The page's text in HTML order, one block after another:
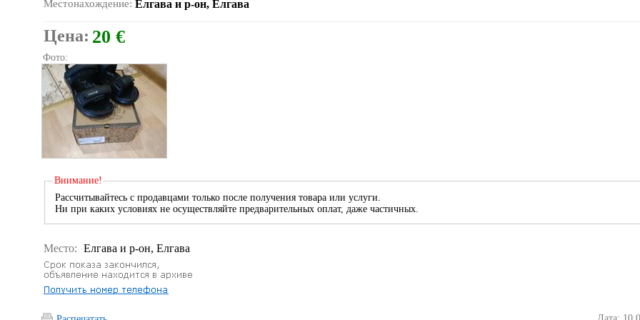
Местонахождение: Елгава и р-он, Елгава
Цена: 20 €
Фото:
Внимание!
Рассчитывайтесь с продавцами только после получения товара или услуги.
Ни при каких условиях не осуществляйте предварительных оплат, даже частичных.
Место: Елгава и р-он, Елгава